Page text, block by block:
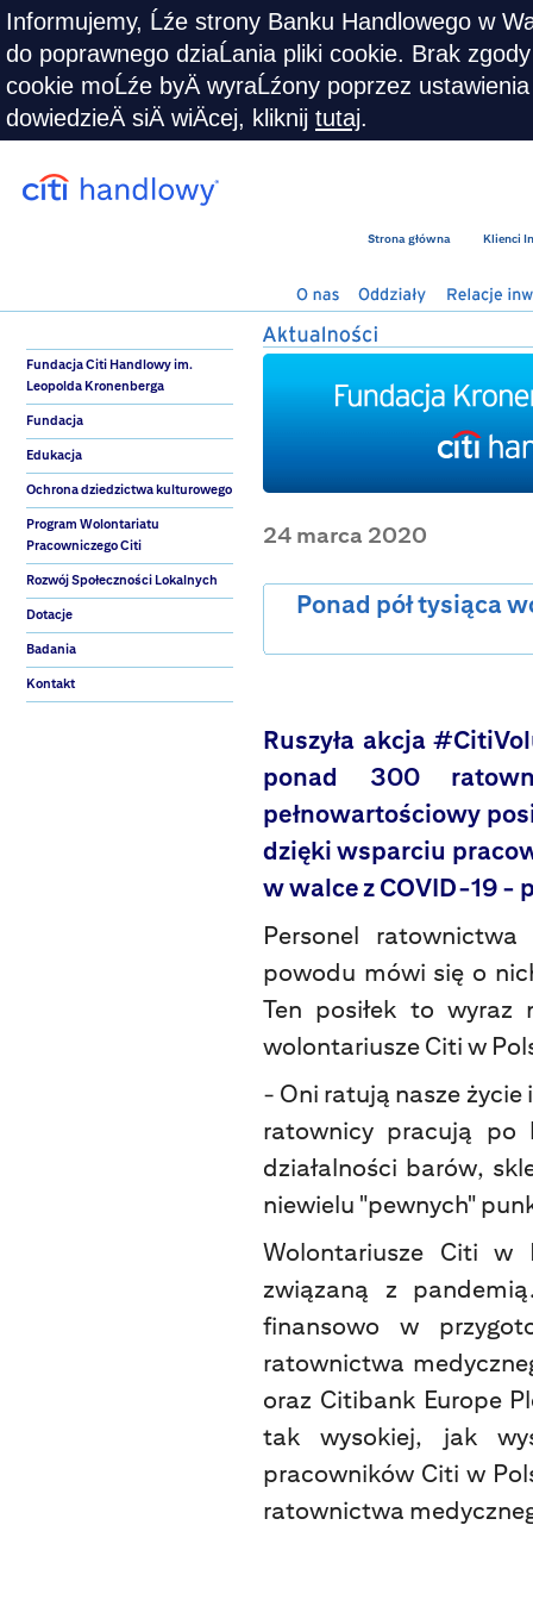
Informujemy, Ĺźe strony Banku Handlowego w
do poprawnego dziaĹania pliki cookie. Brak zgody
cookie moĹźe byÄ wyraĹźony poprzez ustawienia
dowiedzieÄ siÄ wiÄcej, kliknij tutaj.
Strona główna Klienci
Fundacja Citi Handlowy im.
Leopolda Kronenberga
Fundacja
Edukacja
Ochrona dziedzictwa kulturowego
Program Wolontariatu
Pracowniczego Citi
Rozwój Społeczności Lokalnych
Dotacje
Badania
Kontakt
24 marca 2020
Ponad pół tysiąca
Ruszyła akcja
ponad 300
pełnowartościowy
dzięki wsparciu
w walce z COVID-19 -
Personel
powodu mówi się o
Ten posiłek to
wolontariusze Citi w
- Oni ratują nasze
ratownicy pracują po
działalności barów,
niewielu "pewnych"
Wolontariusze Citi w
związaną z
finansowo w
ratownictwa
oraz Citibank Europe
tak wysokiej, jak
pracowników Citi w
ratownictwa